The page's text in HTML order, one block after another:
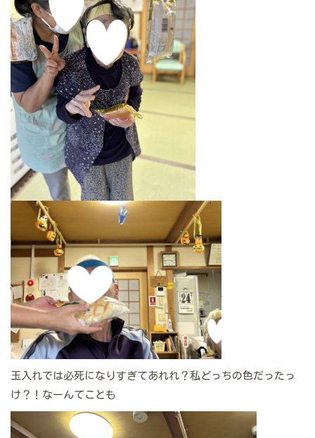
玉入れでは必死になりすぎてあれれ？私どっちの色だったっ
け？！なーんてことも